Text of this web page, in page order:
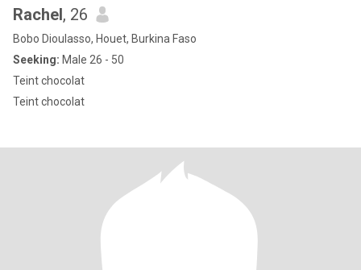
Rachel, 26
Bobo Dioulasso, Houet, Burkina Faso
Seeking: Male 26 - 50
Teint chocolat
Teint chocolat